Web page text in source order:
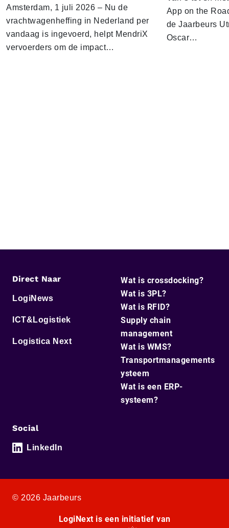
Amsterdam, 1 juli 2026 – Nu de
vrachtwagenheffing in Nederland per
vandaag is ingevoerd, helpt MendriX
vervoerders om de impact…
App on the
de Jaarbeurs
Oscar…
Direct Naar
LogiNews
ICT&Logistiek
Logistica Next
Wat is crossdocking?
Wat is 3PL?
Wat is RFID?
Supply chain
management
Wat is WMS?
Transportmanagements
ysteem
Wat is een ERP-
systeem?
Social
LinkedIn
© 2026 Jaarbeurs
LogiNext is een initiatief van